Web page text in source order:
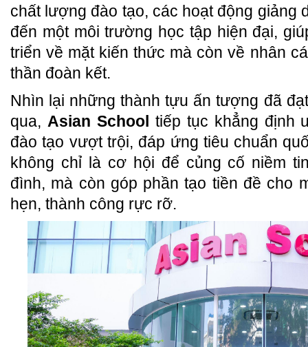
chất lượng đào tạo, các hoạt động giảng
đến một môi trường học tập hiện đại,
triển về mặt kiến thức mà còn về nhân
thần đoàn kết.
Nhìn lại những thành tựu ấn tượng đã
qua, Asian School tiếp tục khẳng định
đào tạo vượt trội, đáp ứng tiêu chuẩn
không chỉ là cơ hội để củng cố niềm
đình, mà còn góp phần tạo tiền đề cho
hẹn, thành công rực rỡ.